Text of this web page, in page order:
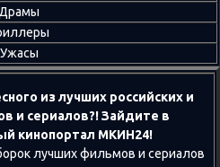
Драмы
Ужасы
из лучших российских и
и сериалов?! Зайдите в
кинопортал МКИН24!
лучших фильмов и сериалов